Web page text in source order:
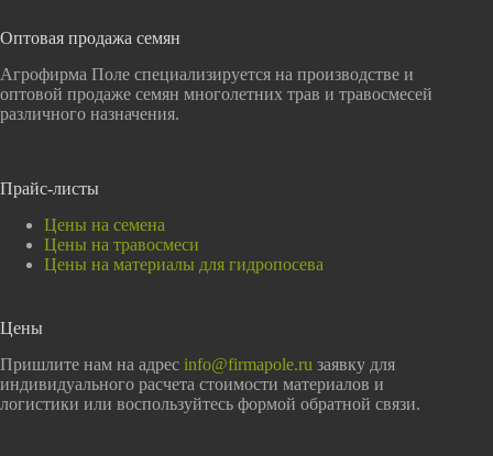
Оптовая продажа семян
Агрофирма Поле специализируется на производстве и
оптовой продаже семян многолетних трав и травосмесей
различного назначения.
Прайс-листы
Цены на семена
Цены на травосмеси
Цены на материалы для гидропосева
Цены
Пришлите нам на адрес info@firmapole.ru заявку для
индивидуального расчета стоимости материалов и
логистики или воспользуйтесь формой обратной связи.